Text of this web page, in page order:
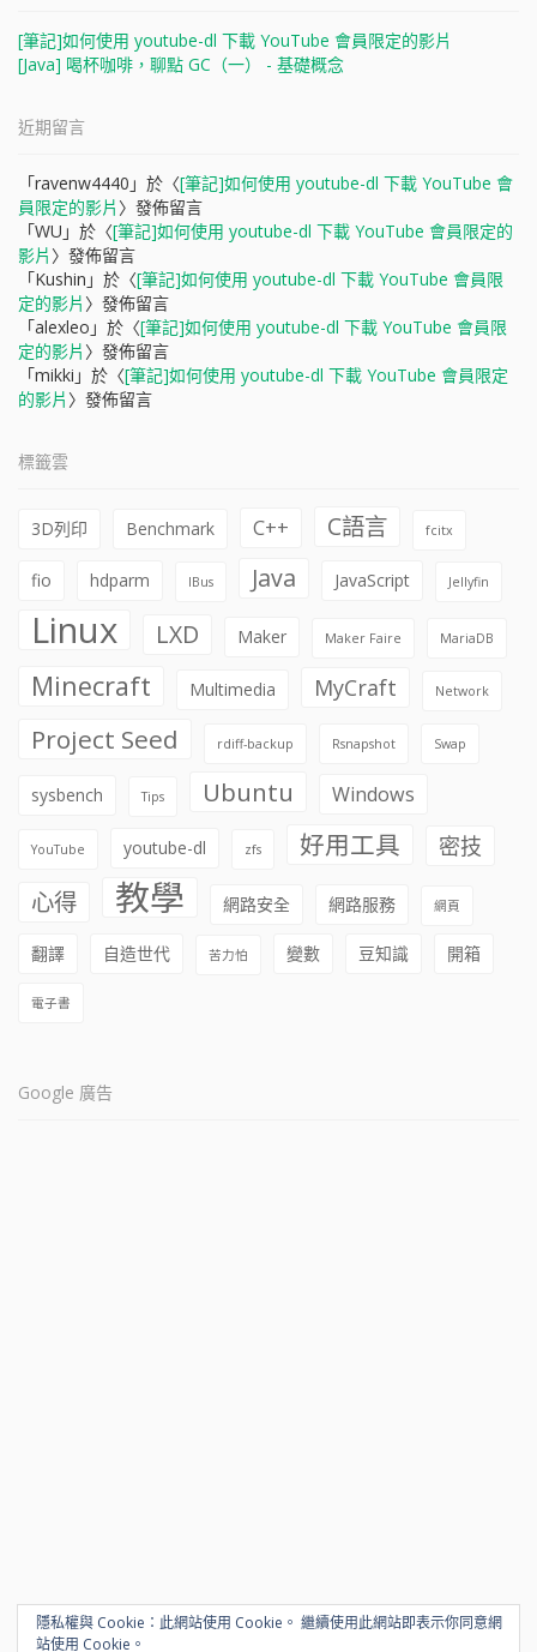
[筆記]如何使用 youtube-dl 下載 YouTube 會員限定的影片
[Java] 喝杯咖啡，聊點 GC（一） - 基礎概念
近期留言
「ravenw4440 」於〈[筆記]如何使用 youtube-dl 下載 YouTube 會
員限定的影片 〉發佈留言
「WU 」於〈[筆記]如何使用 youtube-dl 下載 YouTube 會員限定的
影片 〉發佈留言
「Kushin 」於〈[筆記]如何使用 youtube-dl 下載 YouTube 會員限
定的影片 〉發佈留言
「alexleo 」於〈[筆記]如何使用 youtube-dl 下載 YouTube 會員限
定的影片 〉發佈留言
「mikki 」於〈[筆記]如何使用 youtube-dl 下載 YouTube 會員限定
的影片 〉發佈留言
標籤雲
3D列印 Benchmark C++ C語言 fcitx
fio hdparm IBus Java JavaScript Jellyfin
Linux LXD Maker Maker Faire MariaDB
Minecraft Multimedia MyCraft Network
Project Seed rdiff-backup Rsnapshot Swap
sysbench Tips Ubuntu Windows
YouTube youtube-dl zfs 好用工具 密技
心得 教學 網路安全 網路服務 網頁
翻譯 自造世代 苦力怕 變數 豆知識 開箱
電子書
Google 廣告
隱私權與 Cookie：此網站使用 Cookie。 繼續使用此網站即表示你同意網
站使用 Cookie。